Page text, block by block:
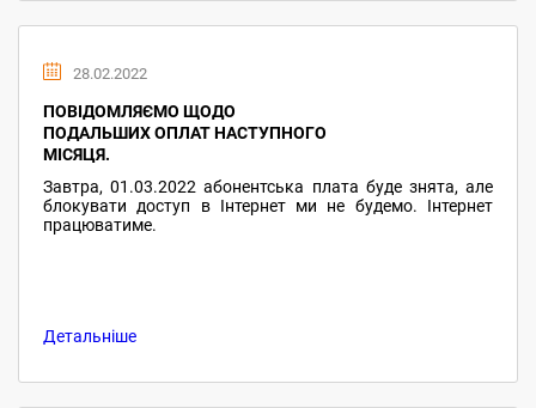
28.02.2022
ПОВІДОМЛЯЄМО ЩОДО
ПОДАЛЬШИХ ОПЛАТ НАСТУПНОГО
МІСЯЦЯ.
Завтра, 01.03.2022 абонентська плата буде знята, але
блокувати доступ в Інтернет ми не будемо. Інтернет
працюватиме.
Детальніше